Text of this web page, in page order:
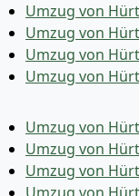
Umzug von
Umzug von
Umzug von
Umzug von
Umzug von
Umzug von
Umzug von